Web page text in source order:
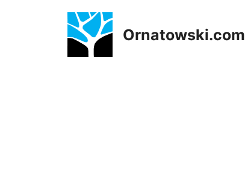
Ornatowski.com